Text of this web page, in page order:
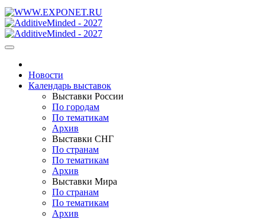
Новости
Календарь выставок
Выставки России
По городам
По тематикам
Архив
Выставки СНГ
По странам
По тематикам
Архив
Выставки Мира
По странам
По тематикам
Архив